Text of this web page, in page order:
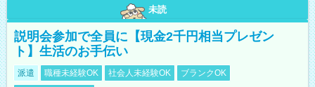
未読
説明会参加で全員に【現金2千円相当プレゼン
ト】生活のお手伝い
派遣 職種未経験OK 社会人未経験OK
ブランクOK